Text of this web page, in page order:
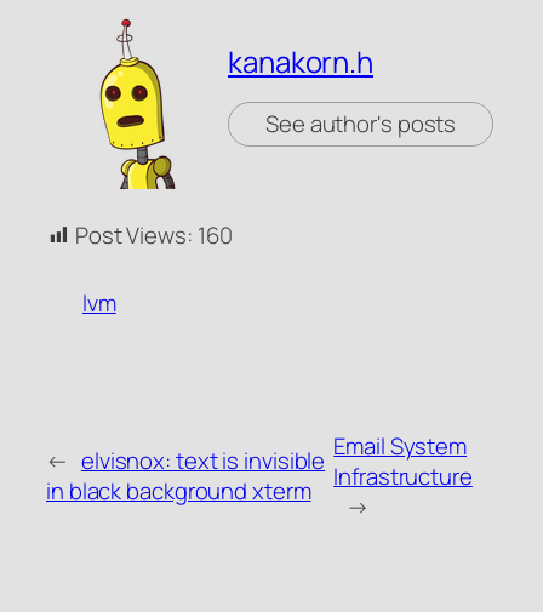
kanakorn.h
See author's posts
Post Views: 160
lvm
← elvisnox: text is invisible
in black background xterm
Email System
Infrastructure
→